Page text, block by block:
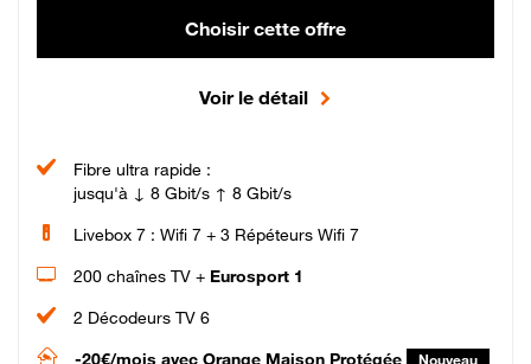
Choisir cette offre
Voir le détail
Fibre ultra rapide :
jusqu'à ↓ 8 Gbit/s ↑ 8 Gbit/s
Livebox 7 : Wifi 7 + 3 Répéteurs Wifi 7
200 chaînes TV + Eurosport 1
2 Décodeurs TV 6
-20€/mois avec Orange Maison Protégée Nouveau